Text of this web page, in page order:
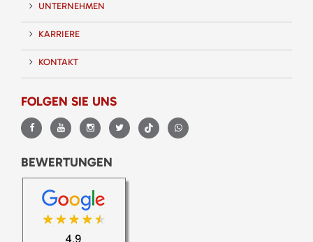
UNTERNEHMEN
KARRIERE
KONTAKT
FOLGEN SIE UNS
BEWERTUNGEN